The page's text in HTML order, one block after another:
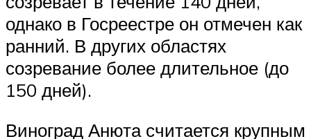
однако в Госреестре он отмечен как
ранний. В других областях
созревание более длительное (до
150 дней).
Виноград Анюта считается крупным